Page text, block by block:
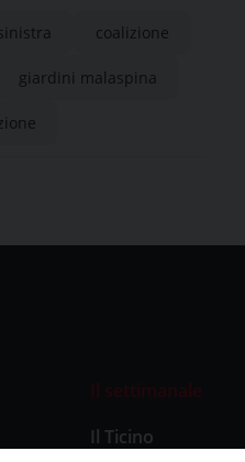
elezioni
coalizione
giardini malaspina
Il settimanale
Il Ticino